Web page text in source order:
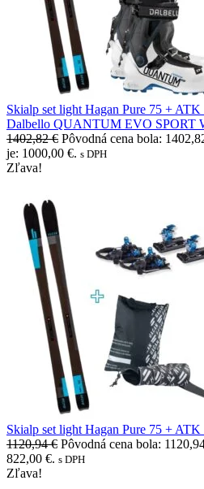
Skialp set light Hagan Pure 75 +
Dalbello QUANTUM EVO SPORT
1402,82€ Pôvodná cena bola:
je: 1000,00 €. s DPH
Zľava!
Skialp set light Hagan Pure 75 +
1120,94€ Pôvodná cena bola:
822,00 €. s DPH
Zľava!